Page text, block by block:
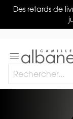
Des retards de
Basculer
navigation